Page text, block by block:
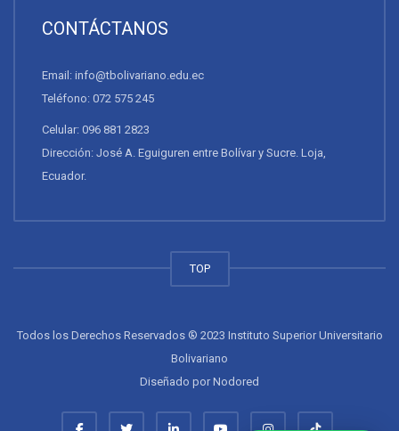
CONTÁCTANOS
Email: info@tbolivariano.edu.ec
Teléfono: 072 575 245
Celular: 096 881 2823
Dirección: José A. Eguiguren entre Bolívar y Sucre. Loja,
Ecuador.
TOP
Todos los Derechos Reservados ® 2023 Instituto Superior Universitario
Bolivariano
Diseñado porNodored